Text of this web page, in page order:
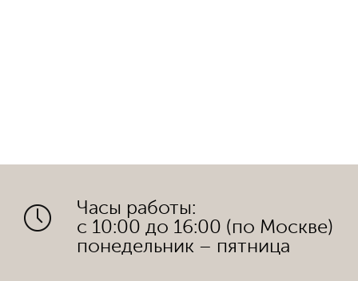
Часы работы:
с 10:00 до 16:00 (по Москве)
понедельник – пятница